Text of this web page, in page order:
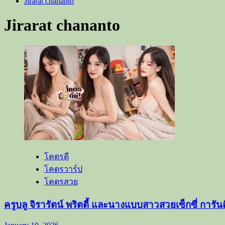
Jirarat chananto
โคตรดี
โคตรวาร์ป
โคตรสวย
ครูบลู จิรารัตน์ พริตตี้ และนางแบบสาวสวยเซ็กซี่ การั